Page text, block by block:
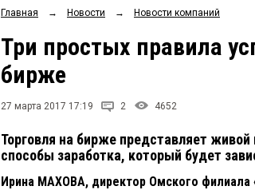
Главная → Новости → Новости компаний
Три простых правила
бирже
27 марта 2017 17:19 2 4652
Торговля на бирже представляет
способы заработка, который будет
Ирина МАХОВА, директор Омского филиала